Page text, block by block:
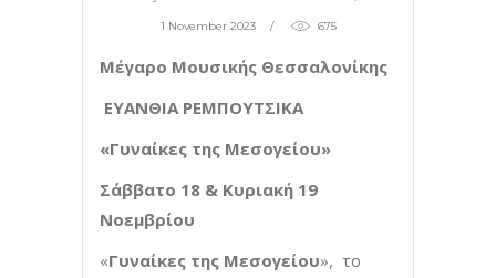
1 November 2023 675
Μέγαρο Μουσικής Θεσσαλονίκης
ΕΥΑΝΘΙΑ ΡΕΜΠΟΥΤΣΙΚΑ
«Γυναίκες της Μεσογείου»
Σάββατο 18 & Κυριακή 19
Νοεμβρίου
«Γυναίκες της Μεσογείου», το